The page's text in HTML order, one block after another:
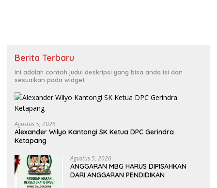
Berita Terbaru
Ini adalah contoh judul deskripsi yang bisa anda isi dan
sesuaikan pada widget
Agustus 5, 2026
Alexander Wilyo Kantongi SK Ketua DPC Gerindra
Ketapang
Agustus 5, 2026
ANGGARAN MBG HARUS DIPISAHKAN
DARI ANGGARAN PENDIDIKAN